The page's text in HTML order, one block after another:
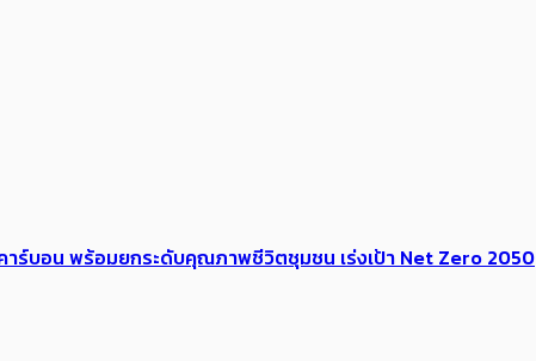
ร์บอน พร้อมยกระดับคุณภาพชีวิตชุมชน เร่งเป้า​ Net Zero 2050